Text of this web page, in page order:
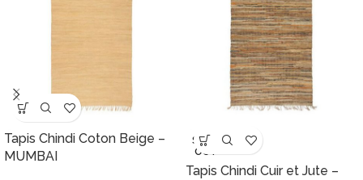
Tapis Chindi Coton Beige –
MUMBAI
SOLD
OUT
Tapis Chindi Cuir et Jute –